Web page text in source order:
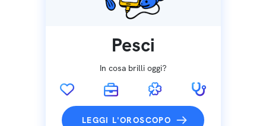
Pesci
In cosa brilli oggi?
LEGGI L'OROSCOPO